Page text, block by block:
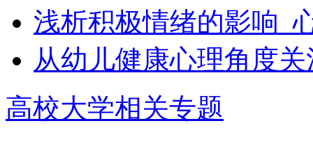
浅析积极情绪的影响_
从幼儿健康心理角度
高校大学相关专题